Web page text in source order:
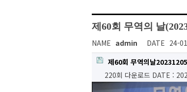
제60회 무역의 날
NAME admin DATE 24-
제60회 무역의날
220회 다운로드 DATE :